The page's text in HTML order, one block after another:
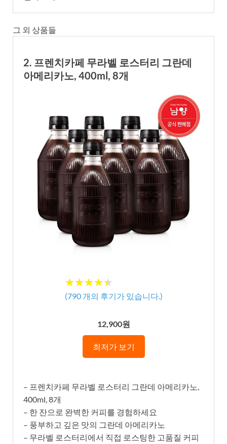
그 외 상품들
2. 프렌치카페 무라벨 로스터리 그란데
아메리카노, 400ml, 8개
★★★★★
★★★★★
(790개의 후기가 있습니다.)
12,900원
최저가 보기
– 프렌치카페 무라벨 로스터리 그란데 아메리카노,
400ml, 8개
– 한 잔으로 완벽한 커피를 경험하세요
– 풍부하고 깊은 맛의 그란데 아메리카노
– 무라벨 로스터리에서 직접 로스팅한 고품질 커피